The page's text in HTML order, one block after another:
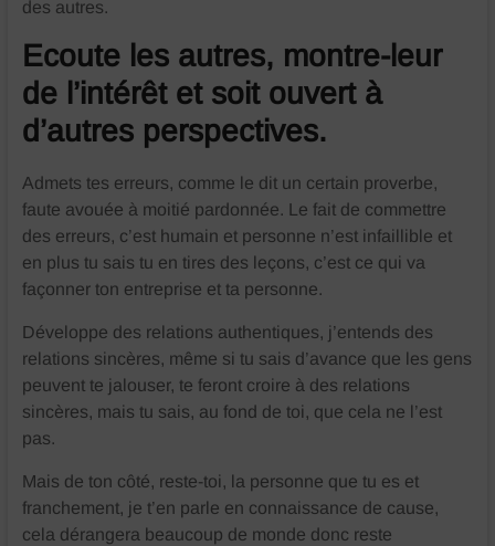
des autres.
Ecoute les autres, montre-leur
de l’intérêt et soit ouvert à
d’autres perspectives.
Admets tes erreurs, comme le dit un certain proverbe,
faute avouée à moitié pardonnée. Le fait de commettre
des erreurs, c’est humain et personne n’est infaillible et
en plus tu sais tu en tires des leçons, c’est ce qui va
façonner ton entreprise et ta personne.
Développe des relations authentiques, j’entends des
relations sincères, même si tu sais d’avance que les gens
peuvent te jalouser, te feront croire à des relations
sincères, mais tu sais, au fond de toi, que cela ne l’est
pas.
Mais de ton côté, reste-toi, la personne que tu es et
franchement, je t’en parle en connaissance de cause,
cela dérangera beaucoup de monde donc reste